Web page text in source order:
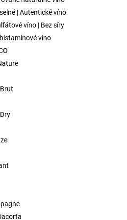
| Autentické víno
víno | Bez síry
víno
CLUB OCTAVIAS SINFULL
BLANC, 0,75L